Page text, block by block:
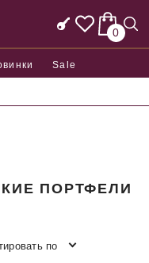
0
Sale
ПОРТФЕЛИ
по